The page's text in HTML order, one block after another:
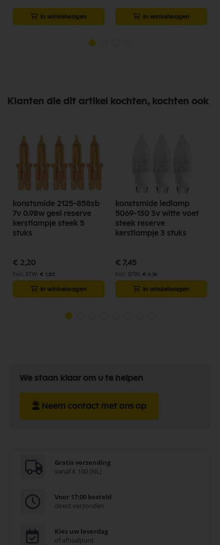
In winkelwagen In winkelwagen
Klanten die dit artikel kochten, kochten ook
konstsmide 2125-858sb
7v 0.98w geel reserve
kerstlampje steek 5
stuks
€ 2,20
€ 1,82
In winkelwagen
konstsmide ledlamp
5069-130 3v witte voet
steek reserve
kerstlampje 3 stuks
€ 7,45
€ 6,16
In winkelwagen
We staan klaar om u te helpen
Neem contact met ons op
Gratis verzending
vanaf € 100 (NL)
Voor 17:00 besteld
direct verzonden
Kies uw leverdag
of afhaalpunt